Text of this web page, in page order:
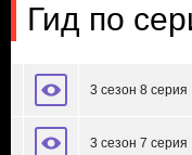
Гид по
3 сезон 8 серия
3 сезон 7 серия